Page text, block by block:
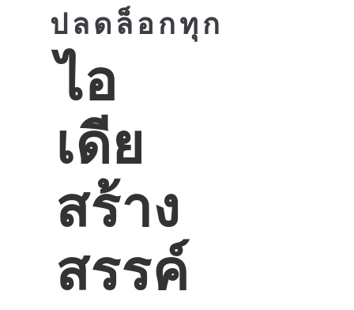
ปลดล็อกทุก
ไอ
เดีย
สร้าง
สรรค์